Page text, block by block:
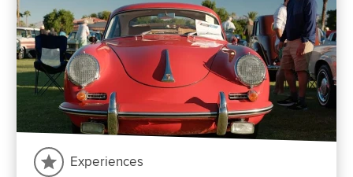
Experiences